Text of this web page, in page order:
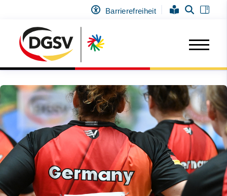
Barrierefreiheit